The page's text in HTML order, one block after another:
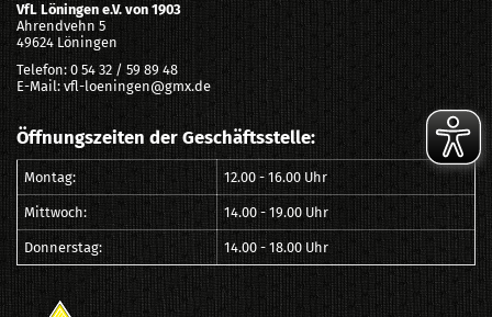
VfL Löningen e.V. von 1903
Ahrendvehn 5
49624 Löningen
Telefon: 0 54 32 / 59 89 48
E-Mail: vfl-loeningen@gmx.de
Öffnungszeiten der Geschäftsstelle:
Montag: 12.00 - 16.00 Uhr
Mittwoch: 14.00 - 19.00 Uhr
Donnerstag: 14.00 - 18.00 Uhr